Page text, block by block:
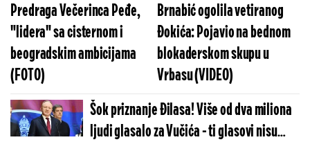
Predraga Večerinca Peđe,
"lidera" sa cisternom i
beogradskim ambicijama
(FOTO)
Brnabić ogolila vetiranog
Đokića: Pojavio na bednom
blokaderskom skupu u
Vrbasu (VIDEO)
Šok priznanje Đilasa! Više od dva miliona
ljudi glasalo za Vučića - ti glasovi nisu